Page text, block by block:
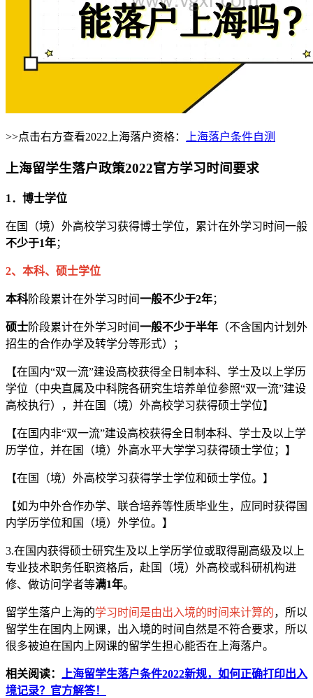
>>点击右方查看2022上海落户资格： 上海落户条件自测
上海留学生落户政策2022官方学习时间要求
1．博士学位
在国（境）外高校学习获得博士学位，累计在外学习时间一般
不少于1年；
2、本科、硕士学位
本科阶段累计在外学习时间一般不少于2年；
硕士阶段累计在外学习时间一般不少于半年 （不含国内计划外
招生的合作办学及转学分等形式）；
【在国内“双一流”建设高校获得全日制本科、学士及以上学历
学位（中央直属及中科院各研究生培养单位参照“双一流”建设
高校执行），并在国（境）外高校学习获得硕士学位】
【在国内非“双一流”建设高校获得全日制本科、学士及以上学
历学位，并在国（境）外高水平大学学习获得硕士学位；】
【在国（境）外高校学习获得学士学位和硕士学位。】
【如为中外合作办学、联合培养等性质毕业生，应同时获得国
内学历学位和国（境）外学位。】
3.在国内获得硕士研究生及以上学历学位或取得副高级及以上
专业技术职务任职资格后，赴国（境）外高校或科研机构进
修、做访问学者等满1年。
留学生落户上海的学习时间是由出入境的时间来计算的，所以
留学生在国内上网课，出入境的时间自然是不符合要求，所以
很多被迫在国内上网课的留学生担心能否在上海落户。
相关阅读：
上海留学生落户条件2022新规，如何正确打印出入
境记录？官方解答！